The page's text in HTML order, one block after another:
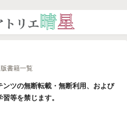
書籍一覧
ツの無断転載・無断利用、および
等を禁じます。